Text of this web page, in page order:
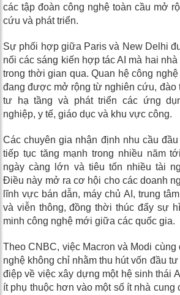
các tập đoàn công nghệ toàn cầu mở
cứu và phát triển.
Sự phối hợp giữa Paris và New Delhi
nối các sáng kiến hợp tác AI mà hai
trong thời gian qua. Quan hệ công
đang được mở rộng từ nghiên cứu, đào
tư hạ tầng và phát triển các ứng
nghiệp, y tế, giáo dục và khu vực công.
Các chuyên gia nhận định nhu cầu
tiếp tục tăng mạnh trong nhiều năm
ngày càng lớn và tiêu tốn nhiều tài
Điều này mở ra cơ hội cho các doanh
lĩnh vực bán dẫn, máy chủ AI, trung
và viễn thông, đồng thời thúc đẩy sự
minh công nghệ mới giữa các quốc gia.
Theo CNBC, việc Macron và Modi cùng
nghệ không chỉ nhằm thu hút vốn đầu
điệp về việc xây dựng một hệ sinh thái
ít phụ thuộc hơn vào một số ít nhà cung